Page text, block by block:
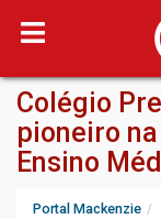
Colégio
pioneiro
Ensino
Portal Mackenzie